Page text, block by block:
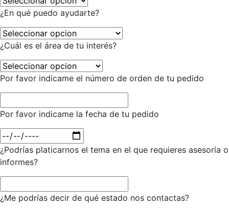
¿En qué puedo ayudarte?
¿Cuál es el área de tu interés?
Por favor indicame el número de orden de tu pedido
Por favor indicame la fecha de tu pedido
¿Podrías platicarnos el tema en el que requieres asesoría o
informes?
¿Me podrías decir de qué estado nos contactas?